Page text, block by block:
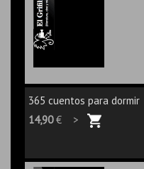
365 cuentos para dormir
14,90€ >